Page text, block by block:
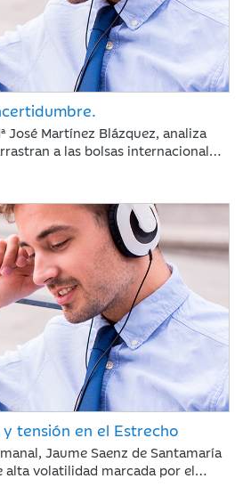
José Martínez Blázquez, analiza
a las bolsas internacionales
pérdidas: la escalada del
el sector tecnológico tras los
y Tesla. Además, revisa la postura
el 2,25% y las nuevas tarifas
En un entorno de tipos elevados,
reglas: ya no bastan las
disciplina de inversión y
tensión en el Estrecho
Jaume Saenz de Santamaría
alta volatilidad marcada por el
cerca de los 90 dólares tras